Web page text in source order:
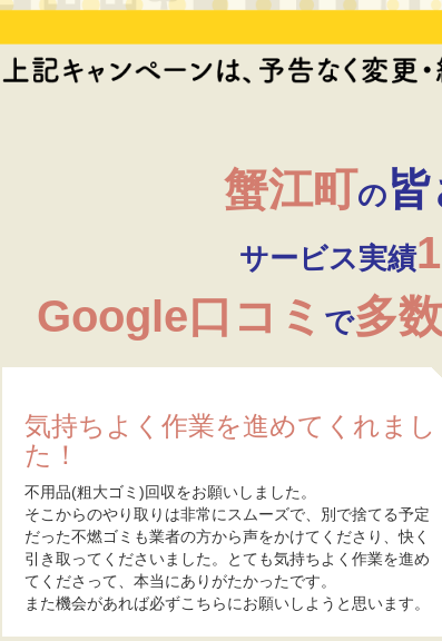
蟹江町の
サービス実績
Google口コミ で多
気持ちよく作業を進めてくれまし
た！
不用品(粗大ゴミ)回収をお願いしました。
そこからのやり取りは非常にスムーズで、別で捨てる予定
だった不燃ゴミも業者の方から声をかけてくださり、快く
引き取ってくださいました。とても気持ちよく作業を進め
てくださって、本当にありがたかったです。
また機会があれば必ずこちらにお願いしようと思います。